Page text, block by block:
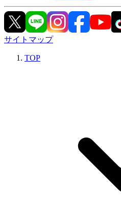
サイトマップ
TOP